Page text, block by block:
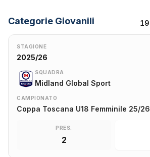
Categorie Giovanili 19
STAGIONE
2025/26
SQUADRA
Midland Global Sport
CAMPIONATO
Coppa Toscana U18 Femminile 25/26
PRES.
2